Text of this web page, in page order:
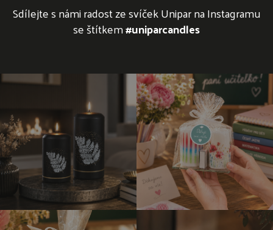
Sdílejte s námi radost ze svíček Unipar na Instagramu
se štítkem#uniparcandles